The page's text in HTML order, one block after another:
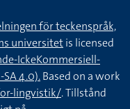
för teckenspråk,
universitetis licensed
IckeKommersiell-
SA 4.0).Based on a work
lingvistik/. Tillstånd